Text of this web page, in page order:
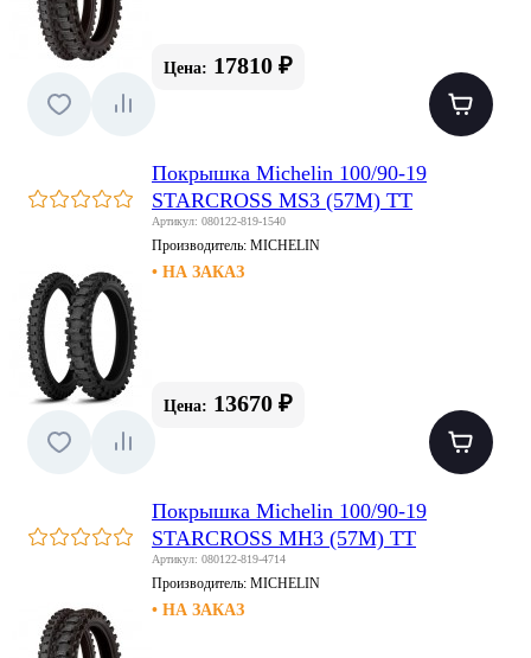
Цена: 17810 ₽
Покрышка Michelin 100/90-19
STARCROSS MS3 (57M) TT
Артикул: 080122-819-1540
Производитель: MICHELIN
• НА ЗАКАЗ
Цена: 13670 ₽
Покрышка Michelin 100/90-19
STARCROSS MH3 (57M) TT
Артикул: 080122-819-4714
Производитель: MICHELIN
• НА ЗАКАЗ